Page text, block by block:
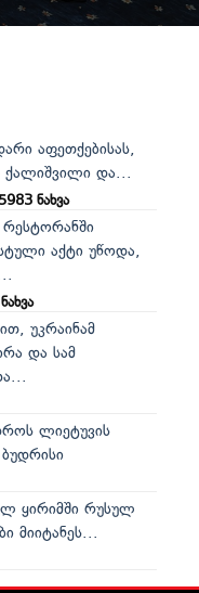
აფეთქებისას,
ქალიშვილი და...
5983 ნახვა
რესტორანში
აქტი უწოდა,
უკრაინამ
და სამ
ლიეტუვის
ყირიმში რუსულ
მიიტანეს...